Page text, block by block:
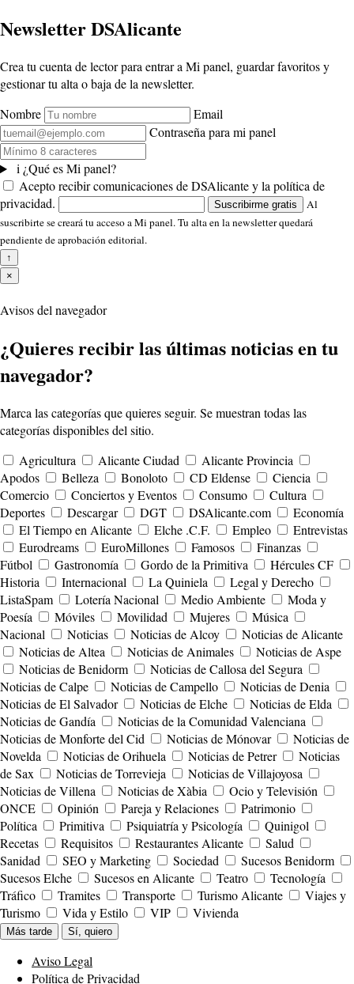
Newsletter DSAlicante
Crea tu cuenta de lector para entrar a Mi panel, guardar favoritos y
gestionar tu alta o baja de la newsletter.
Nombre
Email
Contraseña para mi panel
i ¿Qué es Mi panel?
Acepto recibir comunicaciones de DSAlicante y la política de
privacidad.
Suscribirme gratis
Al
suscribirte se creará tu acceso a Mi panel. Tu alta en la newsletter quedará
pendiente de aprobación editorial.
↑
×
Avisos del navegador
¿Quieres recibir las últimas noticias en tu
navegador?
Marca las categorías que quieres seguir. Se muestran todas las
categorías disponibles del sitio.
Agricultura
Alicante Ciudad
Alicante Provincia
Apodos
Belleza Bonoloto CD Eldense
Ciencia
Comercio
Conciertos y Eventos Consumo
Cultura
Deportes
Descargar DGT DSAlicante.com
Economía
El Tiempo en Alicante
Elche .C.F. Empleo
Entrevistas
Eurodreams
EuroMillones Famosos
Finanzas
Fútbol
Gastronomía Gordo de la Primitiva
Hércules CF
Historia
Internacional La Quiniela
Legal y Derecho
ListaSpam
Lotería Nacional Medio Ambiente
Moda y
Poesía
Móviles Movilidad Mujeres
Música
Nacional
Noticias Noticias de Alcoy
Noticias de Alicante
Noticias de Altea
Noticias de Animales
Noticias de Aspe
Noticias de Benidorm
Noticias de Callosa del Segura
Noticias de Calpe
Noticias de Campello
Noticias de Denia
Noticias de El Salvador
Noticias de Elche
Noticias de Elda
Noticias de Gandía
Noticias de la Comunidad Valenciana
Noticias de Monforte del Cid
Noticias de Mónovar
Noticias de
Novelda
Noticias de Orihuela Noticias de Petrer
Noticias
de Sax
Noticias de Torrevieja
Noticias de Villajoyosa
Noticias de Villena
Noticias de Xàbia
Ocio y Televisión
ONCE
Opinión Pareja y Relaciones
Patrimonio
Política
Primitiva Psiquiatría y Psicología
Quinigol
Recetas
Requisitos Restaurantes Alicante
Salud
Sanidad
SEO y Marketing Sociedad
Sucesos Benidorm
Sucesos Elche
Sucesos en Alicante Teatro
Tecnología
Tráfico
Tramites Transporte Turismo Alicante
Viajes y
Turismo
Vida y Estilo VIP Vivienda
Más tarde Sí, quiero
Aviso Legal
Política de Privacidad